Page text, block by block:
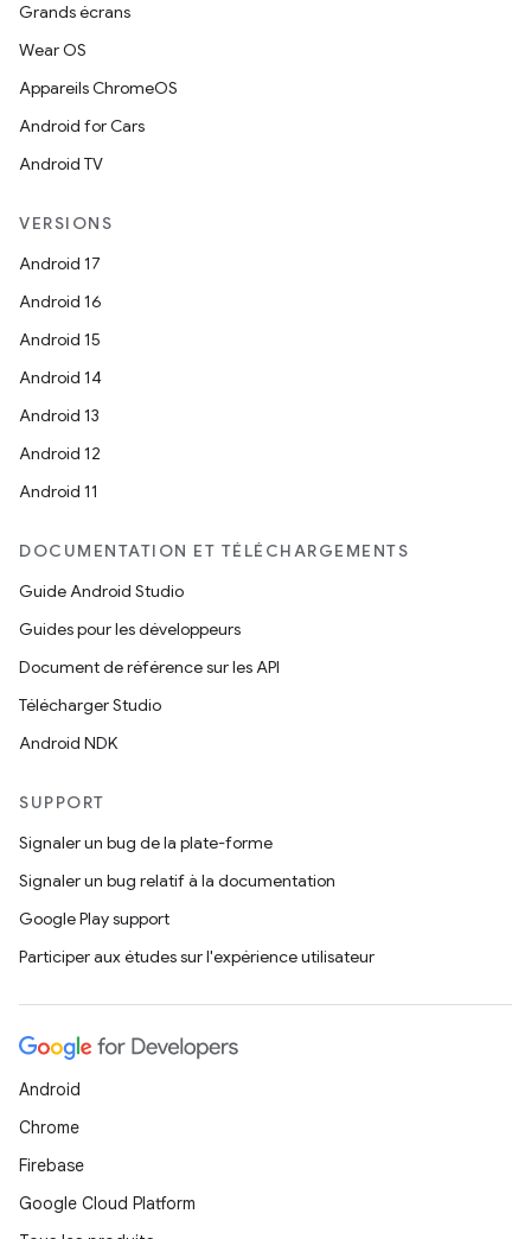
Grands écrans
Wear OS
Appareils ChromeOS
Android for Cars
Android TV
VERSIONS
Android 17
Android 16
Android 15
Android 14
Android 13
Android 12
Android 11
DOCUMENTATION ET TÉLÉCHARGEMENTS
Guide Android Studio
Guides pour les développeurs
Document de référence sur les API
Télécharger Studio
Android NDK
SUPPORT
Signaler un bug de la plate-forme
Signaler un bug relatif à la documentation
Google Play support
Participer aux études sur l'expérience utilisateur
Android
Chrome
Firebase
Google Cloud Platform